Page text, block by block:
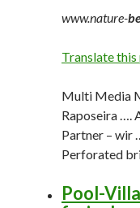
www.nature-
Translate this
Multi Media
Raposeira ….
Partner – wir
Perforated
Pool-